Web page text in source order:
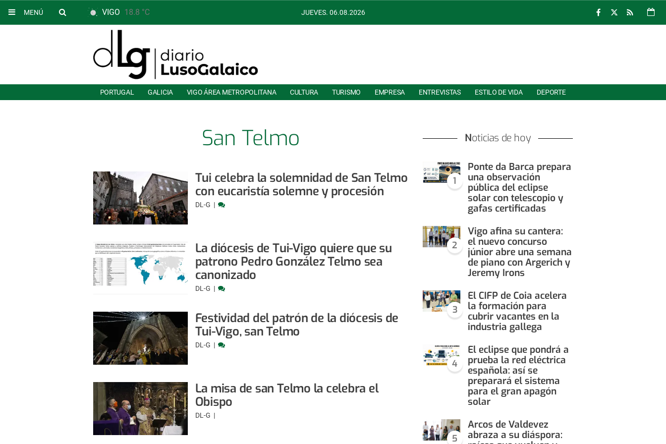
MENÚ VIGO 18.8 °C JUEVES. 06.08.2026
PORTUGAL GALICIA VIGO ÁREA METROPOLITANA CULTURA TURISMO EMPRESA ENTREVISTAS ESTILO DE VIDA DEPORTE
San Telmo
Tui celebra la solemnidad de San Telmo
con eucaristía solemne y procesión
DL-G
La diócesis de Tui-Vigo quiere que su
patrono Pedro González Telmo sea
canonizado
DL-G
Festividad del patrón de la diócesis de
Tui-Vigo, san Telmo
DL-G
La misa de san Telmo la celebra el
Obispo
DL-G
Noticias de hoy
1
Ponte da Barca prepara
una observación
pública del eclipse
solar con telescopio y
gafas certificadas
2
Vigo afina su cantera:
el nuevo concurso
júnior abre una semana
de piano con Argerich y
Jeremy Irons
3
El CIFP de Coia acelera
la formación para
cubrir vacantes en la
industria gallega
4
El eclipse que pondrá a
prueba la red eléctrica
española: así se
preparará el sistema
para el gran apagón
solar
5
Arcos de Valdevez
abraza a su diáspora: